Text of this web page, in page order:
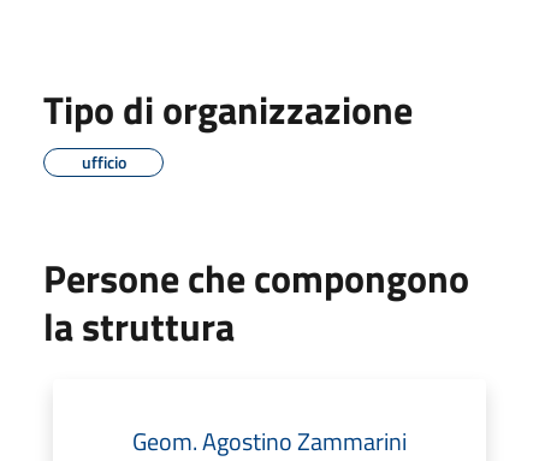
Tipo di organizzazione
ufficio
Persone che compongono
la struttura
Geom. Agostino Zammarini